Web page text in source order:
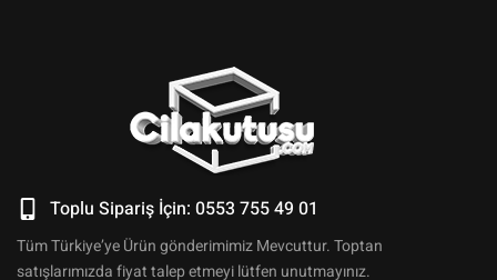
Toplu Sipariş İçin: 0553 755 49 01
Tüm Türkiye’ye Ürün gönderimimiz Mevcuttur. Toptan
satışlarımızda fiyat talep etmeyi lütfen unutmayınız.